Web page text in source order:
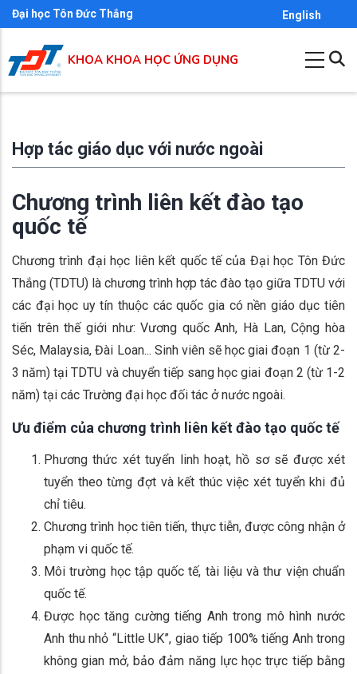
Nhảy
đến
nội
dung
Đại học Tôn Đức Thắng English
KHOA KHOA HỌC ỨNG DỤNG
Hợp tác giáo dục với nước ngoài
Chương trình liên kết đào tạo
quốc tế
Chương trình đại học liên kết quốc tế của Đại học Tôn Đức
Thắng (TDTU) là chương trình hợp tác đào tạo giữa TDTU với
các đại học uy tín thuộc các quốc gia có nền giáo dục tiên
tiến trên thế giới như: Vương quốc Anh, Hà Lan, Cộng hòa
Séc, Malaysia, Đài Loan... Sinh viên sẽ học giai đoạn 1 (từ 2-
3 năm) tại TDTU và chuyển tiếp sang học giai đoạn 2 (từ 1-2
năm) tại các Trường đại học đối tác ở nước ngoài.
Ưu điểm của chương trình liên kết đào tạo quốc tế
Phương thức xét tuyển linh hoạt, hồ sơ sẽ được xét
tuyển theo từng đợt và kết thúc việc xét tuyển khi đủ
chỉ tiêu.
Chương trình học tiên tiến, thực tiễn, được công nhận ở
phạm vi quốc tế.
Môi trường học tập quốc tế, tài liệu và thư viện chuẩn
quốc tế.
Được học tăng cường tiếng Anh trong mô hình nước
Anh thu nhỏ “Little UK”, giao tiếp 100% tiếng Anh trong
không gian mở, bảo đảm năng lực học trực tiếp bằng